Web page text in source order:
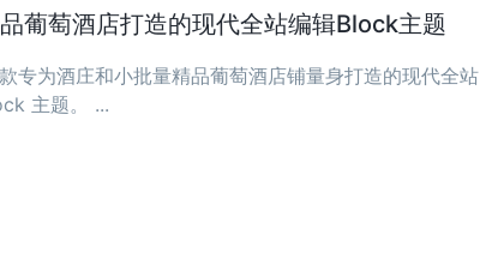
葡萄酒店打造的现代全站编辑Block主题
专为酒庄和小批量精品葡萄酒店铺量身打造的现代全站
主题。 ...